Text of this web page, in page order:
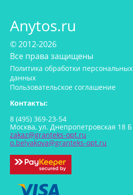
Anytos.ru
© 2012-2026
Все права защищены
Политика обработки персональных
данных
Пользовательское соглашение
Контакты:
8 (495) 369-23-54
Москва, ул. Днепропетровская 18 Б
zakaz@granteks-opt.ru
o.belyakova@granteks-opt.ru